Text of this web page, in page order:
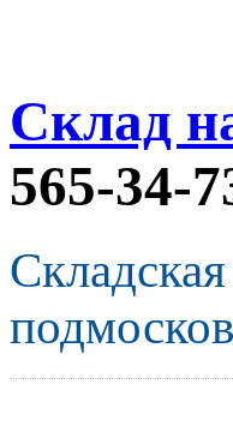
Склад
565-34-